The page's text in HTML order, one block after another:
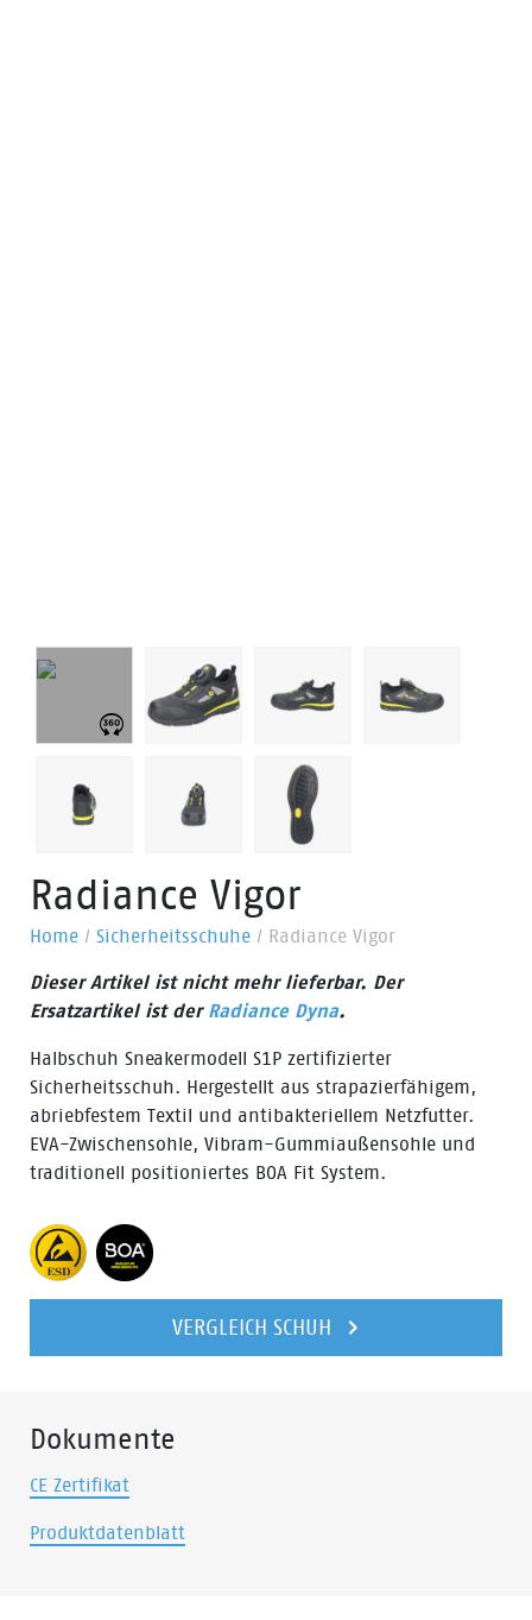
Radiance Vigor
Home / Sicherheitsschuhe / Radiance Vigor
Dieser Artikel ist nicht mehr lieferbar. Der
Ersatzartikel ist der Radiance Dyna.
Halbschuh Sneakermodell S1P zertifizierter
Sicherheitsschuh. Hergestellt aus strapazierfähigem,
abriebfestem Textil und antibakteriellem Netzfutter.
EVA-Zwischensohle, Vibram-Gummiaußensohle und
traditionell positioniertes BOA Fit System.
VERGLEICH SCHUH
Dokumente
CE Zertifikat
Produktdatenblatt